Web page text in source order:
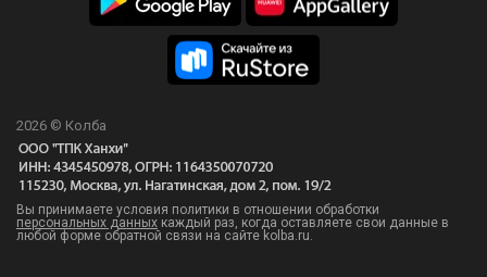
2026 © Колба
Вы принимаете условия политики в отношении обработки
персональных данных каждый раз, когда оставляете свои данные в
любой форме обратной связи на сайте kolba.ru.